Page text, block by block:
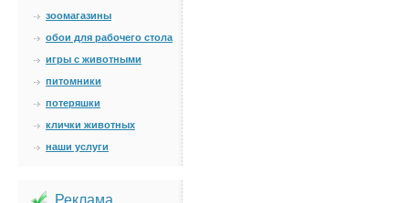
зоомагазины
обои для рабочего стола
игры с животными
питомники
потеряшки
клички животных
наши услуги
Реклама